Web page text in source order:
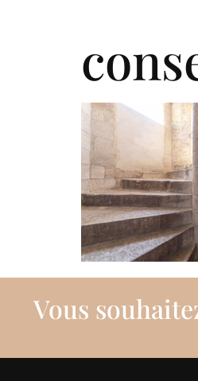
Vous